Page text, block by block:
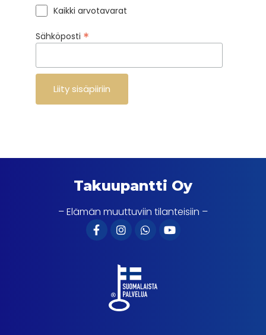
Kaikki arvotavarat
Sähköposti *
Takuupantti Oy
– Elämän muuttuviin tilanteisiin –